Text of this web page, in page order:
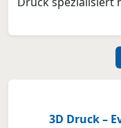
besten in der
will es noch
3D Druck –